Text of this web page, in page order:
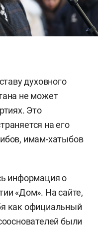
духовного
не может
Это
на его
имам-хатыбов
информация о
«Дом». На сайте,
как официальный
были